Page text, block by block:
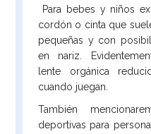
Para bebes y niños
cordón o cinta que
pequeñas y con
en nariz.
lente orgánica
cuando juegan.
También
deportivas para